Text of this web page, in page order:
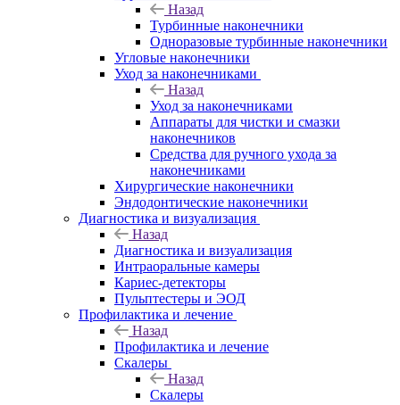
Назад
Турбинные наконечники
Одноразовые турбинные наконечники
Угловые наконечники
Уход за наконечниками
Назад
Уход за наконечниками
Аппараты для чистки и смазки
наконечников
Средства для ручного ухода за
наконечниками
Хирургические наконечники
Эндодонтические наконечники
Диагностика и визуализация
Назад
Диагностика и визуализация
Интраоральные камеры
Кариес-детекторы
Пульптестеры и ЭОД
Профилактика и лечение
Назад
Профилактика и лечение
Скалеры
Назад
Скалеры